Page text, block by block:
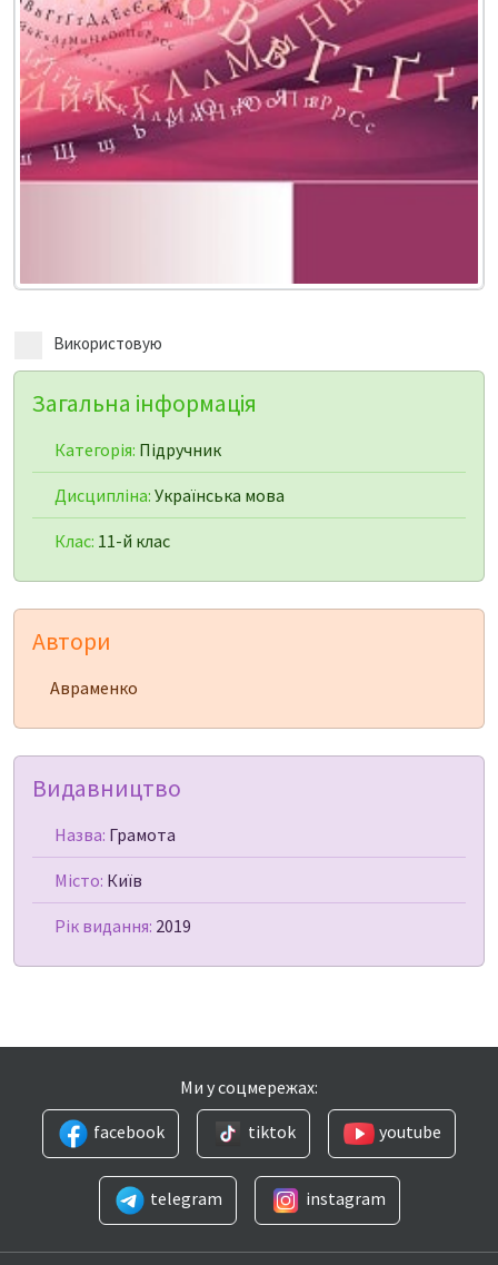
Використовую
Загальна інформація
Категорія: Підручник
Дисципліна: Українська мова
Клас: 11-й клас
Автори
Авраменко
Видавництво
Назва: Грамота
Місто: Київ
Рік видання: 2019
Ми у соцмережах:
facebook
tiktok youtube
telegram instagram